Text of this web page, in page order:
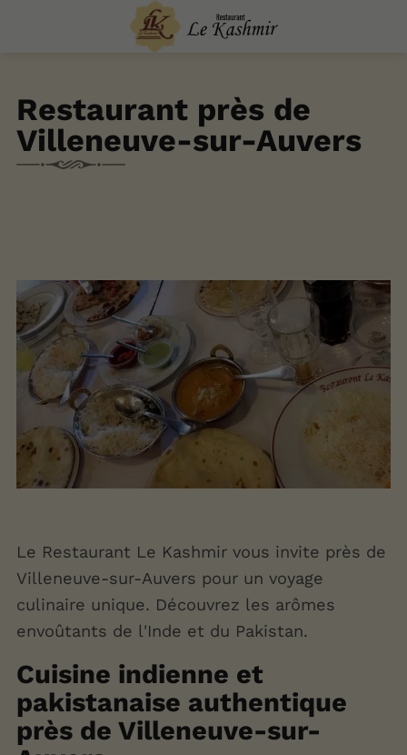
Restaurant près de
Villeneuve-sur-Auvers
Le Restaurant Le Kashmir vous invite près de
Villeneuve-sur-Auvers pour un voyage
culinaire unique. Découvrez les arômes
envoûtants de l'Inde et du Pakistan.
Cuisine indienne et
pakistanaise authentique
près de Villeneuve-sur-